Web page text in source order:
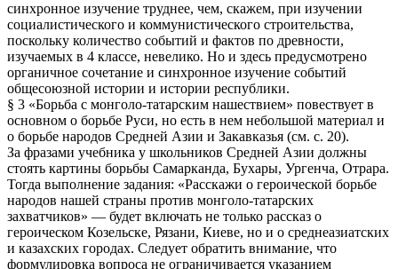
синхронное изучение труднее, чем, скажем, при изучении
социалистического и коммунистического строительства,
поскольку количество событий и фактов по древности,
изучаемых в 4 классе, невелико. Но и здесь предусмотрено
органичное сочетание и синхронное изучение событий
общесоюзной истории и истории республики.
§ 3 «Борьба с монголо-татарским нашествием» повествует в
основном о борьбе Руси, но есть в нем небольшой материал и
о борьбе народов Средней Азии и Закавказья (см. с. 20).
За фразами учебника у школьников Средней Азии должны
стоять картины борьбы Самарканда, Бухары, Ургенча, Отрара.
Тогда выполнение задания: «Расскажи о героической борьбе
народов нашей страны против монголо-татарских
захватчиков» — будет включать не только рассказ о
героическом Козельске, Рязани, Киеве, но и о среднеазиатских
и казахских городах. Следует обратить внимание, что
формулировка вопроса не ограничивается указанием